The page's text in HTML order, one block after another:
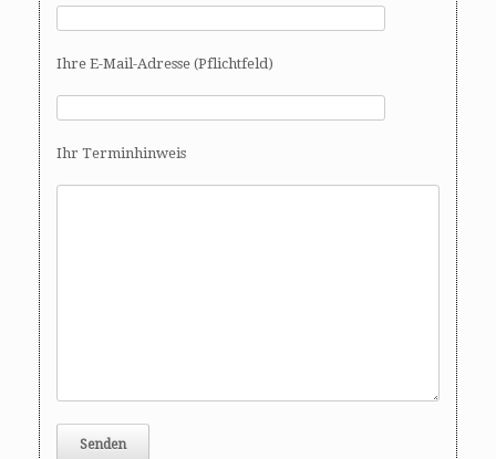
Ihre E-Mail-Adresse (Pflichtfeld)
Ihr Terminhinweis